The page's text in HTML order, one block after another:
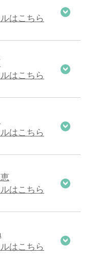
はこちら
はこちら
はこちら
はこちら
はこちら